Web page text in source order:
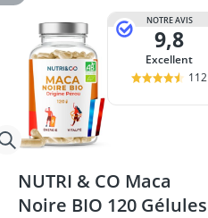
NOTRE AVIS
9,8
Excellent
112
NUTRI & CO Maca
Noire BIO 120 Gélules